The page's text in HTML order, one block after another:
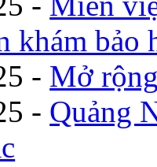
khám bảo
- Mở
- Quảng